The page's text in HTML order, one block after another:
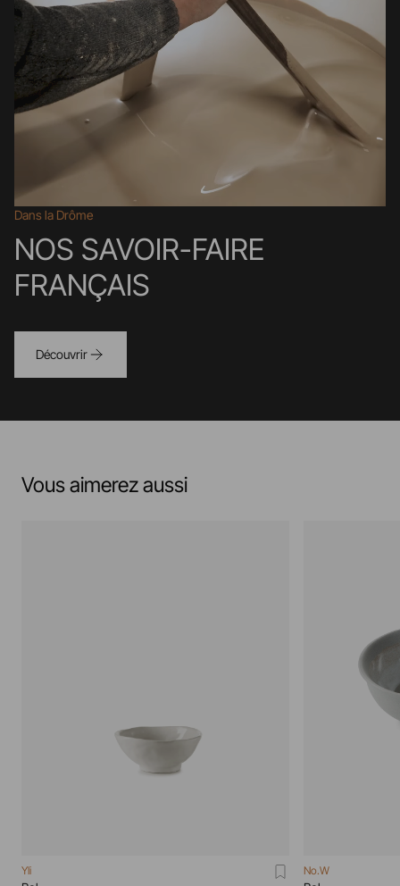
Dans la Drôme
NOS SAVOIR-FAIRE
FRANÇAIS
Découvrir
Vous aimerez aussi
Yli No.W